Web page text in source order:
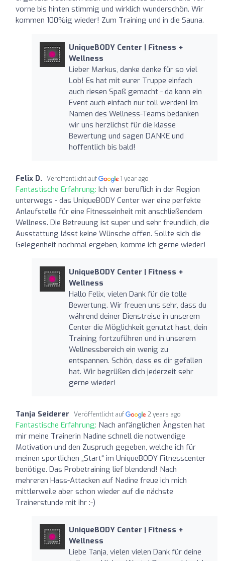
vorne bis hinten stimmig und wirklich wunderschön. Wir
kommen 100%ig wieder! Zum Training und in die Sauna.
UniqueBODY Center | Fitness +
Wellness
Lieber Markus, danke danke für so viel
Lob! Es hat mit eurer Truppe einfach
auch riesen Spaß gemacht - da kann ein
Event auch einfach nur toll werden! Im
Namen des Wellness-Teams bedanken
wir uns herzlichst für die klasse
Bewertung und sagen DANKE und
hoffentlich bis bald!
Felix D. Veröffentlicht auf 1 year ago
Fantastische Erfahrung: Ich war beruflich in der Region
unterwegs - das UniqueBODY Center war eine perfekte
Anlaufstelle für eine Fitnesseinheit mit anschließendem
Wellness. Die Betreuung ist super und sehr freundlich, die
Ausstattung lässt keine Wünsche offen. Sollte sich die
Gelegenheit nochmal ergeben, komme ich gerne wieder!
UniqueBODY Center | Fitness +
Wellness
Hallo Felix, vielen Dank für die tolle
Bewertung. Wir freuen uns sehr, dass du
während deiner Dienstreise in unserem
Center die Möglichkeit genutzt hast, dein
Training fortzuführen und in unserem
Wellnessbereich ein wenig zu
entspannen. Schön, dass es dir gefallen
hat. Wir begrüßen dich jederzeit sehr
gerne wieder!
Tanja Seiderer Veröffentlicht auf 2 years ago
Fantastische Erfahrung: Nach anfänglichen Ängsten hat
mir meine Trainerin Nadine schnell die notwendige
Motivation und den Zuspruch gegeben, welche ich für
meinen sportlichen „Start“ im UniqueBODY Fitnesscenter
benötige. Das Probetraining lief blendend! Nach
mehreren Hass-Attacken auf Nadine freue ich mich
mittlerweile aber schon wieder auf die nächste
Trainerstunde mit ihr :-)
UniqueBODY Center | Fitness +
Wellness
Liebe Tanja, vielen vielen Dank für deine